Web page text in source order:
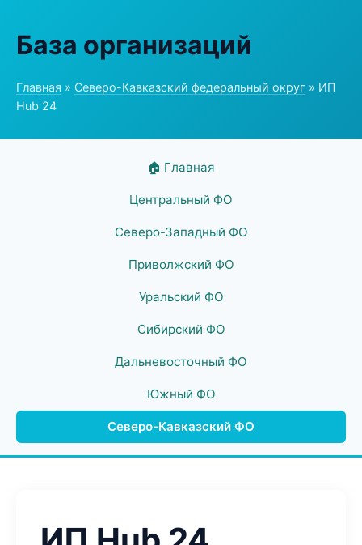
База организаций
Главная » Северо-Кавказский федеральный округ » ИП
Hub 24
🏠 Главная
Центральный ФО
Северо-Западный ФО
Приволжский ФО
Уральский ФО
Сибирский ФО
Дальневосточный ФО
Южный ФО
Северо-Кавказский ФО